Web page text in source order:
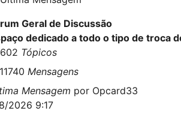
Geral de Discussão
dedicado a todo o tipo de troca
Tópicos
Mensagens
Mensagem por Opcard33
2026 9:17